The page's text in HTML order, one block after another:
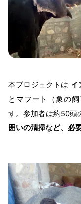
本プロジェクトは イ
とマフート（象の
す。参加者は約50頭
囲いの清掃など、必